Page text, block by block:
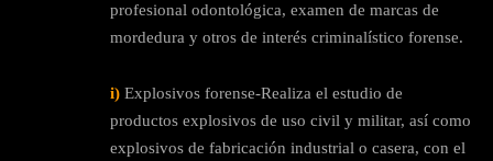
profesional odontológica, examen de marcas de
mordedura y otros de interés criminalístico forense.
i) Explosivos forense-Realiza el estudio de
productos explosivos de uso civil y militar, así como
explosivos de fabricación industrial o casera, con el